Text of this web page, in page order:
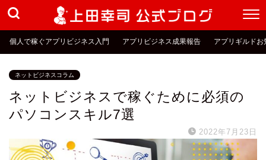
個人で稼ぐアプリビジネス入門 アプリビジネス成果報告 アプリギルドお
ネットビジネスコラム
ネットビジネスで稼ぐために必須の
パソコンスキル7選
2022年7月23日